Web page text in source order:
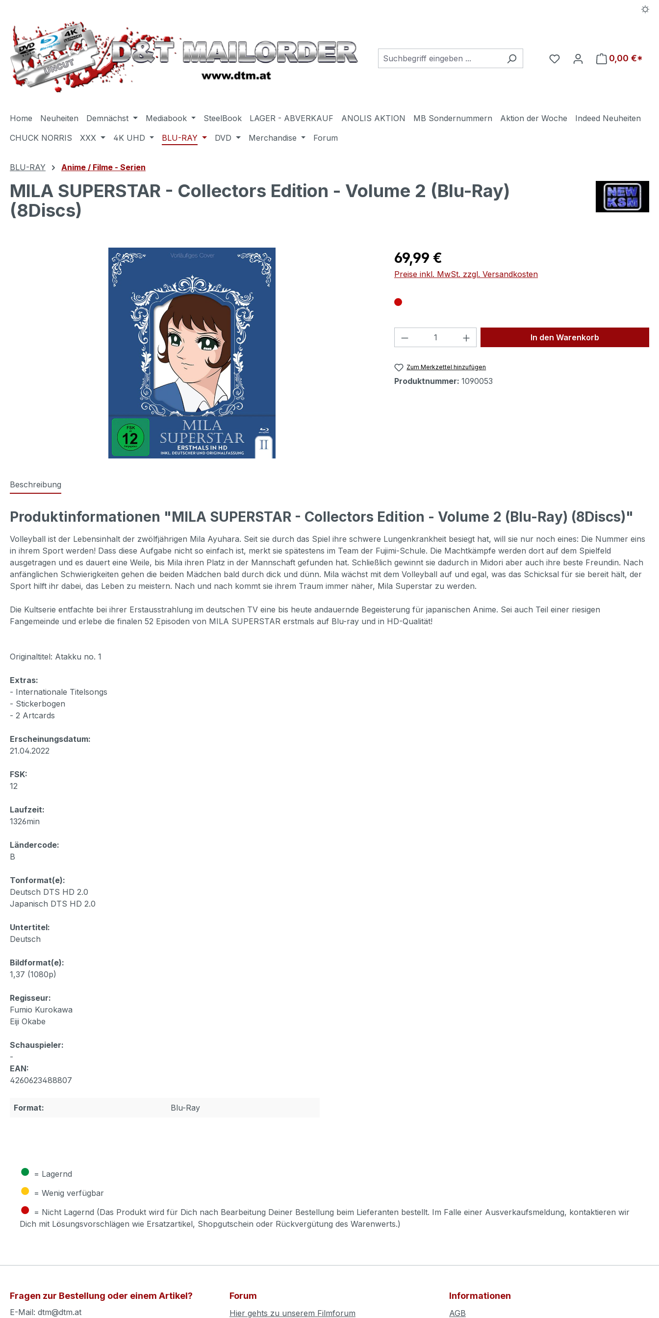
Du hast 0 Produkte auf
0,00 €*
Home Neuheiten Demnächst Mediabook SteelBook LAGER - ABVERKAUF ANOLIS AKTION MB Sondernummern Aktion der Woche
Indeed Neuheiten
CHUCK NORRIS
XXX 4K UHD BLU-RAY DVD Merchandise Forum
BLU-RAY Anime / Filme - Serien
MILA SUPERSTAR - Collectors Edition - Volume 2 (Blu-Ray)
(8Discs)
Regulärer Preis:
69,99 €
Preise inkl. MwSt. zzgl. Versandkosten
Produkt Anzahl: Gib den gewünschten Wert
In den Warenkorb
Zum Merkzettel hinzufügen
Produktnummer: 1090053
Beschreibung
Produktinformationen "MILA SUPERSTAR - Collectors Edition - Volume 2 (Blu-Ray) (8Discs)"
Volleyball ist der Lebensinhalt der zwölfjährigen Mila Ayuhara. Seit sie durch das Spiel ihre schwere Lungenkrankheit besiegt hat, will sie nur noch eines: Die Nummer eins
in ihrem Sport werden! Dass diese Aufgabe nicht so einfach ist, merkt sie spätestens im Team der Fujimi-Schule. Die Machtkämpfe werden dort auf dem Spielfeld
ausgetragen und es dauert eine Weile, bis Mila ihren Platz in der Mannschaft gefunden hat. Schließlich gewinnt sie dadurch in Midori aber auch ihre beste Freundin. Nach
anfänglichen Schwierigkeiten gehen die beiden Mädchen bald durch dick und dünn. Mila wächst mit dem Volleyball auf und egal, was das Schicksal für sie bereit hält, der
Sport hilft ihr dabei, das Leben zu meistern. Nach und nach kommt sie ihrem Traum immer näher, Mila Superstar zu werden.
Die Kultserie entfachte bei ihrer Erstausstrahlung im deutschen TV eine bis heute andauernde Begeisterung für japanischen Anime. Sei auch Teil einer riesigen
Fangemeinde und erlebe die finalen 52 Episoden von MILA SUPERSTAR erstmals auf Blu-ray und in HD-Qualität!
Originaltitel: Atakku no. 1
Extras:
- Internationale Titelsongs
- Stickerbogen
- 2 Artcards
Erscheinungsdatum:
21.04.2022
FSK:
12
Laufzeit:
1326min
Ländercode:
B
Tonformat(e):
Deutsch DTS HD 2.0
Japanisch DTS HD 2.0
Untertitel:
Deutsch
Bildformat(e):
1,37 (1080p)
Regisseur:
Fumio Kurokawa
Eiji Okabe
Schauspieler:
-
EAN:
4260623488807
Format: Blu-Ray
● = Lagernd
● = Wenig verfügbar
● = Nicht Lagernd (Das Produkt wird für Dich nach Bearbeitung Deiner Bestellung beim Lieferanten bestellt. Im Falle einer Ausverkaufsmeldung, kontaktieren wir
Dich mit Lösungsvorschlägen wie Ersatzartikel, Shopgutschein oder Rückvergütung des Warenwerts.)
Fragen zur Bestellung oder einem Artikel?
E-Mail: dtm@dtm.at
Forum
Hier gehts zu unserem Filmforum
Informationen
AGB